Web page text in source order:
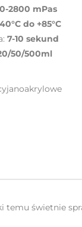
2800 mPas
do +85°C
7-10 sekund
50/500ml
świetnie